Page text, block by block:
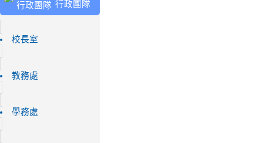
行政團隊
校長室
教務處
學務處